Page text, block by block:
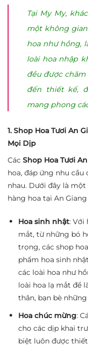
Tại My My,
một không
hoa như hồng,
loài hoa nhập
đều được
đến thiết kế,
mang phong
1. Shop Hoa Tươi An
Mọi Dịp
Các Shop Hoa Tươi
hoa, đáp ứng nhu cầu
nhau. Dưới đây là
hàng hoa tại An
Hoa sinh nhật: Với
mắt, từ những bó
trọng, các shop
phẩm hoa sinh
các loài hoa như
loài hoa lạ mắt để
thân, bạn bè
Hoa chúc mừng:
cho các dịp khai
biệt luôn được